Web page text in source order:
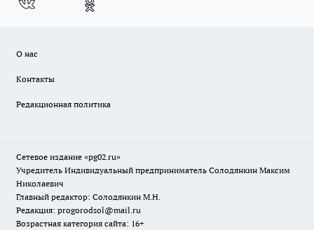
О нас
Контакты
Редакционная политика
Сетевое издание «pg02.ru»
Учредитель Индивидуальный предприниматель Солодянкин Максим
Николаевич
Главный редактор: Солодянкин М.Н.
Редакция: progorodsol@mail.ru
Возрастная категория сайта: 16+